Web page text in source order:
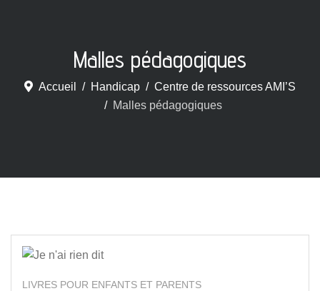
Malles pédagogiques
Accueil Handicap
Centre de ressources AMI’S
Malles pédagogiques
LIVRES POUR ENFANTS ET PARENTS